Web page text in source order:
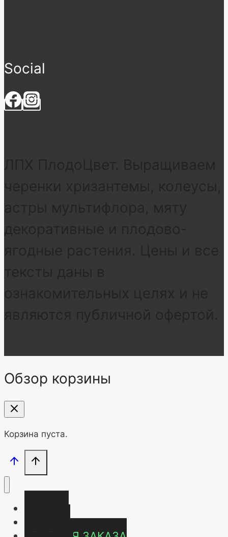
Social
Обзор корзины
Корзина пуста.